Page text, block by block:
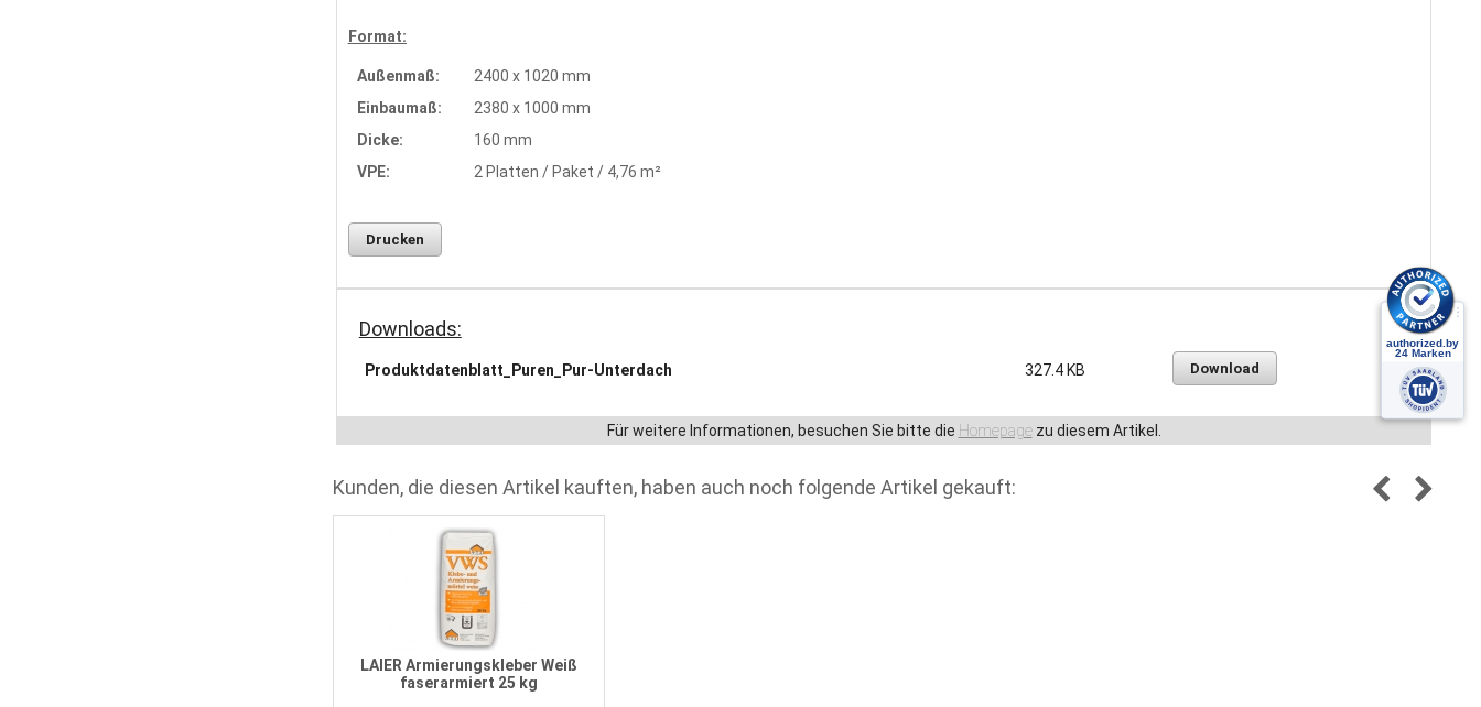
Format:
Außenmaß:
2400 x 1020 mm
Einbaumaß:
2380 x 1000 mm
Dicke:
160 mm
VPE:
2 Platten / Paket / 4,76 m²
Drucken
Downloads:
Produktdatenblatt_Puren_Pur-Unterdach 327.4 KB Download
Für weitere Informationen, besuchen Sie bitte die Homepagezu diesem Artikel.
Kunden, die diesen Artikel kauften, haben auch noch folgende Artikel gekauft:
LAIER Armierungskleber Weiß
faserarmiert 25 kg